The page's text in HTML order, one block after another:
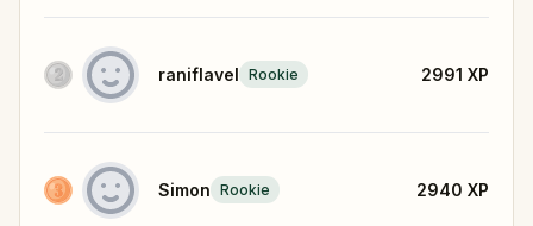
raniflavel Rookie 2991 XP
Simon Rookie 2940 XP